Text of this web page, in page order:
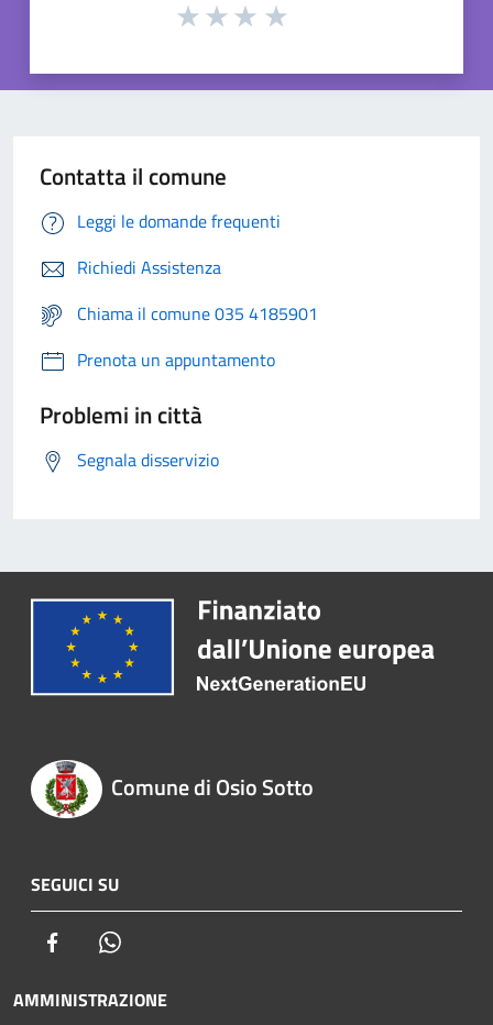
Contatta il comune
Leggi le domande frequenti
Richiedi Assistenza
Chiama il comune 035 4185901
Prenota un appuntamento
Problemi in città
Segnala disservizio
Comune di Osio Sotto
SEGUICI SU
Facebook
AMMINISTRAZIONE